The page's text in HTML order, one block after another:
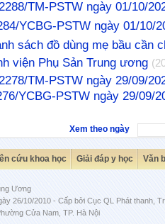
TM-PSTW ngày 01/10/
YCBG-PSTW ngày 01/10/
sách đồ dùng mẹ bầu cần
viện Phụ Sản Trung ương
TM-PSTW ngày 29/09/
YCBG-PSTW ngày 29/09/
Xem theo ngày
cứu khoa học Giải đáp y học Văn
Ương
26/10/2010 - Cấp bởi Cục QL Phát thanh,
Cửa Nam, TP. Hà Nội